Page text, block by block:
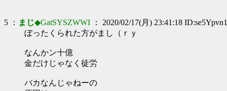
5 ： まじ◆GatSYSZWWI ： 2020/02/17(月) 23:41:18 ID:se5Ypvn1
ぼったくられた方がまし（ｒｙ
なんかン十億
金だけじゃなく徒労
バカなんじゃねーの